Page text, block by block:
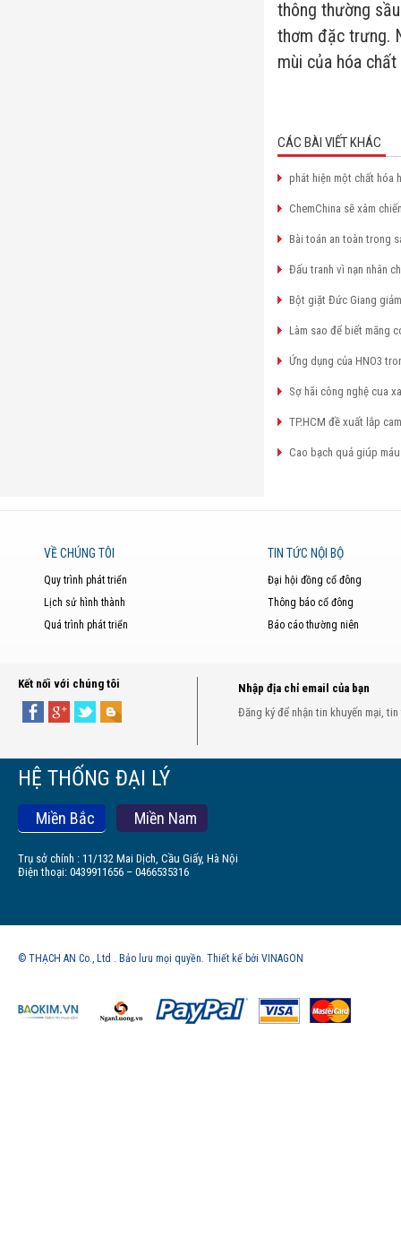
thông thường
thơm đặc trưng.
mùi của hóa
CÁC BÀI VIẾT KHÁC
phát hiện một chất hóa
ChemChina sẽ xâm
Bài toán an toàn trong
Đấu tranh vì nạn nhân
Bột giặt Đức Giang
Làm sao để biết măng
Ứng dụng của HNO3
Sợ hãi công nghệ cua
TP.HCM đề xuất lắp
Cao bạch quả giúp
VỀ CHÚNG TÔI
Quy trình phát triển
Lịch sử hình thành
Quá trình phát triển
TIN TỨC NỘI BỘ
Đại hội đồng cổ đông
Thông báo cổ đông
Báo cáo thường niên
Kết nối với chúng tôi
Nhập địa chỉ email của bạn
Đăng ký để nhận tin khuyến mại,
HỆ THỐNG ĐẠI LÝ
Miền Bắc Miền Nam
Trụ sở chính : 11/132 Mai Dịch, Cầu Giấy, Hà Nội
Điện thoại: 0439911656 – 0466535316
© THẠCH AN Co., Ltd . Bảo lưu mọi quyền. Thiết kế bởi VINAGON